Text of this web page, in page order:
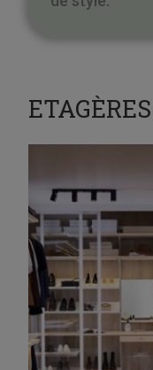
ETAGÈRES